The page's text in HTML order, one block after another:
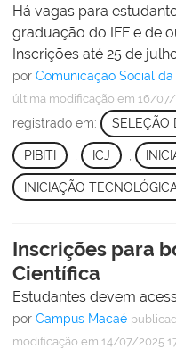
Há vagas para
graduação do IFF e de
Inscrições até 25 de
por Comunicação Social da
última modificação em 16/07/
registrado em: SELEÇÃO
PIBITI ICJ
INICIAÇÃO
Inscrições para
Científica
Estudantes devem
por Campus Macaé
modificação em 14/07/2025